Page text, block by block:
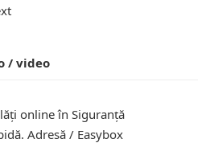
/ video
online în Siguranță
Adresă / Easybox